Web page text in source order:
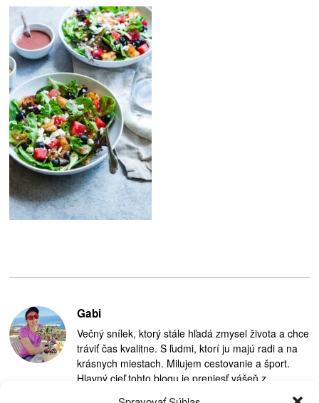
Gabi
Večný snílek, ktorý stále hľadá zmysel života a chce
tráviť čas kvalitne. S ľudmi, ktorí ju majú radi a na
krásnych miestach. Milujem cestovanie a šport.
Hlavný cieľ tohto blogu je preniesť vášeň z